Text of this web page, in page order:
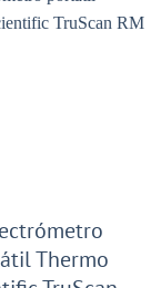
Thermo